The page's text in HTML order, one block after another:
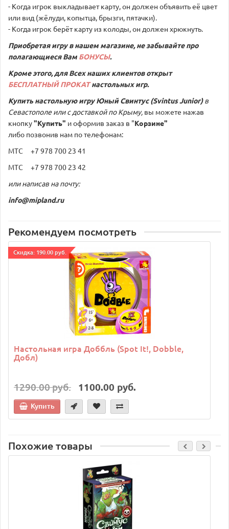
- Когда игрок выкладывает карту, он должен объявить её цвет
или вид (жёлуди, копытца, брызги, пятачки).
- Когда игрок берёт карту из колоды, он должен хрюкнуть.
Приобретая игру в нашем магазине, не забывайте про
полагающиеся Вам БОНУСЫ.
Кроме этого, для Всех наших клиентов открыт
БЕСПЛАТНЫЙ ПРОКАТнастольных игр.
Купить настольную игруЮный Свинтус (Svintus Junior) в
Севастополе или с доставкой по Крыму, вы можете нажав
кнопку"Купить" и оформив заказ в "Корзине"
либо позвонив нам по телефонам:
МТС +7 978 700 23 41
МТС +7 978 700 23 42
или написав на почту:
info@mipland.ru
Рекомендуем посмотреть
Cкидка: 190.00 руб.
Настольная игра Доббль (Spot It!, Dobble,
Добл)
1290.00 руб. 1100.00 руб.
Купить
Похожие товары